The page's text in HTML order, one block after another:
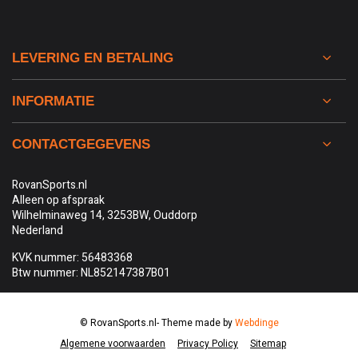
LEVERING EN BETALING
INFORMATIE
CONTACTGEGEVENS
RovanSports.nl
Alleen op afspraak
Wilhelminaweg 14, 3253BW, Ouddorp
Nederland
KVK nummer: 56483368
Btw nummer: NL852147387B01
Algemene voorwaarden Privacy Policy Sitemap
© RovanSports.nl- Theme made byWebdinge